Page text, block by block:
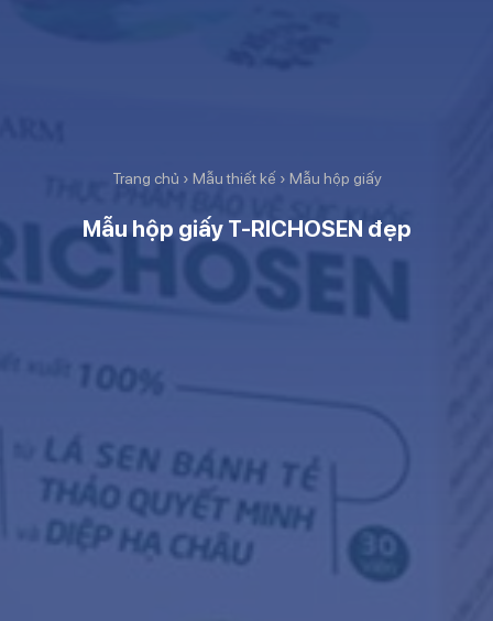
Trang chủ › Mẫu thiết kế › Mẫu hộp giấy
Mẫu hộp giấy T-RICHOSEN đẹp